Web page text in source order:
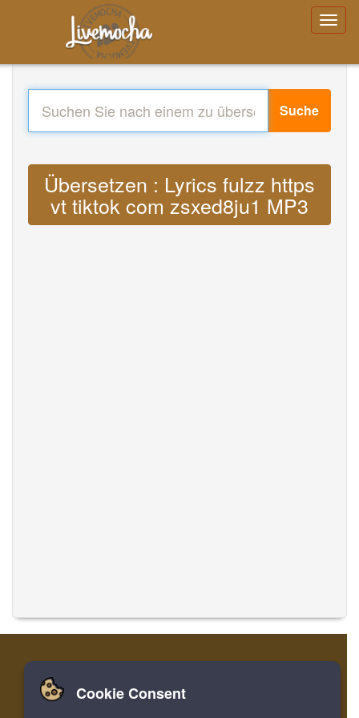
Suche
Übersetzen : Lyrics fulzz https
vt tiktok com zsxed8ju1 MP3
Zuhause Einloggen
Cookie Consent